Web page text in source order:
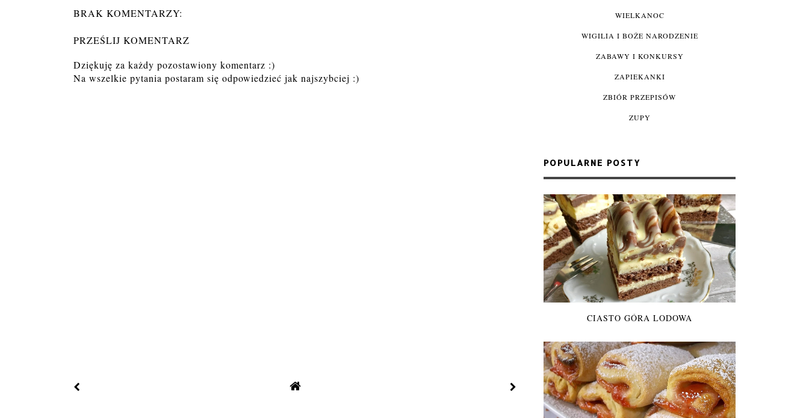
BRAK KOMENTARZY:
PRZEŚLIJ KOMENTARZ
Dziękuję za każdy pozostawiony komentarz :)
Na wszelkie pytania postaram się odpowiedzieć jak najszybciej :)
WIELKANOC
WIGILIA I BOŻE NARODZENIE
ZABAWY I KONKURSY
ZAPIEKANKI
ZBIÓR PRZEPISÓW
ZUPY
POPULARNE POSTY
CIASTO GÓRA LODOWA